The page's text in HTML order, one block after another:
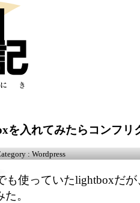
を入れてみたらコンフリ
: Wordpress
使っていたlightboxだが
。